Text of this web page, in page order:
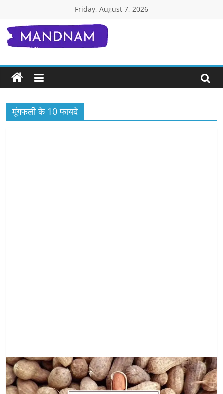
content
Friday, August 7, 2026
Mandnam.com
जाने
एक-
चीज़
हिंदी
मूंगफली के 10 फायदे